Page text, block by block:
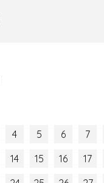
4 5 6 7
14 15 16 17